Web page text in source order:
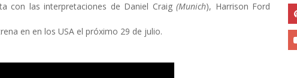
con las interpretaciones de Daniel Craig (Munich), Harrison Ford
en en los USA el próximo 29 de julio.